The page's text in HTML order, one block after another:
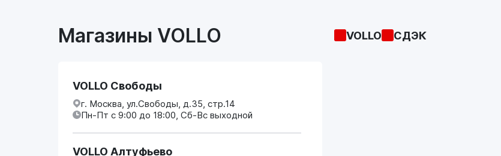
Магазины VOLLO VOLLO СДЭК
VOLLO Свободы
г. Москва, ул.Свободы, д.35, стр.14
Пн-Пт с 9:00 до 18:00, Сб-Вс выходной
VOLLO Алтуфьево